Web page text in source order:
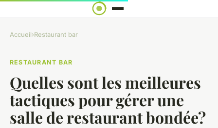
Accueil›Restaurant bar
RESTAURANT BAR
Quelles sont les meilleures
tactiques pour gérer une
salle de restaurant bondée?